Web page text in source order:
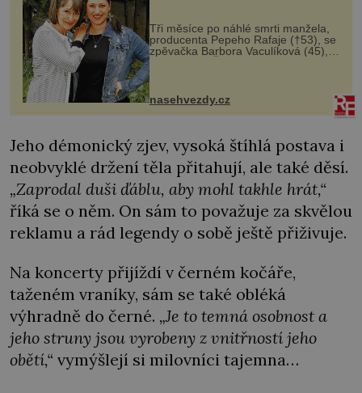
Tři měsíce po náhlé smrti manžela,
producenta Pepeho Rafaje (†53), se
zpěvačka Barbora Vaculíková (45),
dcera Petry Černocké (75), poprvé
ozvala veřejnosti. Na sociální síti
sdílela, že se snaží fung...
nasehvezdy.cz
Jeho démonický zjev, vysoká štíhlá postava i
neobvyklé držení těla přitahují, ale také děsí.
„Zaprodal duši ďáblu, aby mohl takhle hrát,“
říká se o něm. On sám to považuje za skvělou
reklamu a rád legendy o sobě ještě přiživuje.
Na koncerty přijíždí v černém kočáře,
taženém vraníky, sám se také obléká
výhradně do černé. „Je to temná osobnost a
jeho struny jsou vyrobeny z vnitřností jeho
obětí,“ vymýšlejí si milovníci tajemna…